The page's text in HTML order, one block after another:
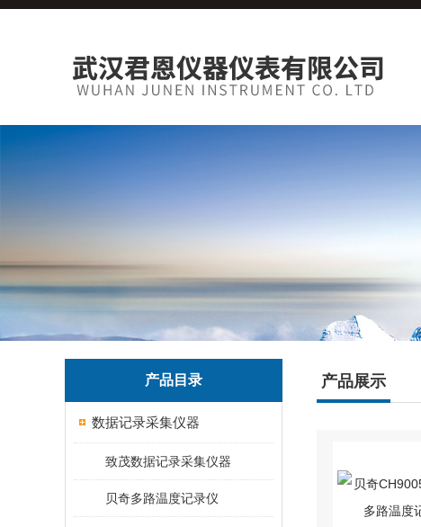
产品目录
数据记录采集仪器
致茂数据记录采集仪器
贝奇多路温度记录仪
产品展示